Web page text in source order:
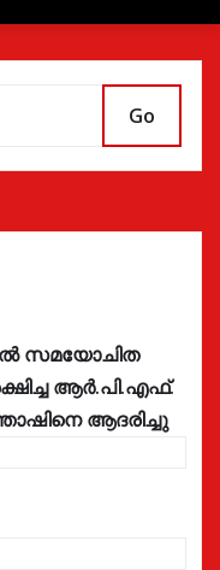
Go
സമയോചിത
ആർ.പി.എഫ്.
ആദരിച്ചു